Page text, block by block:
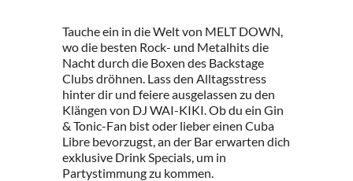
Tauche ein in die Welt von MELT DOWN,
wo die besten Rock- und Metalhits die
Nacht durch die Boxen des Backstage
Clubs dröhnen. Lass den Alltagsstress
hinter dir und feiere ausgelassen zu den
Klängen von DJ WAI-KIKI. Ob du ein Gin
& Tonic-Fan bist oder lieber einen Cuba
Libre bevorzugst, an der Bar erwarten dich
exklusive Drink Specials, um in
Partystimmung zu kommen.